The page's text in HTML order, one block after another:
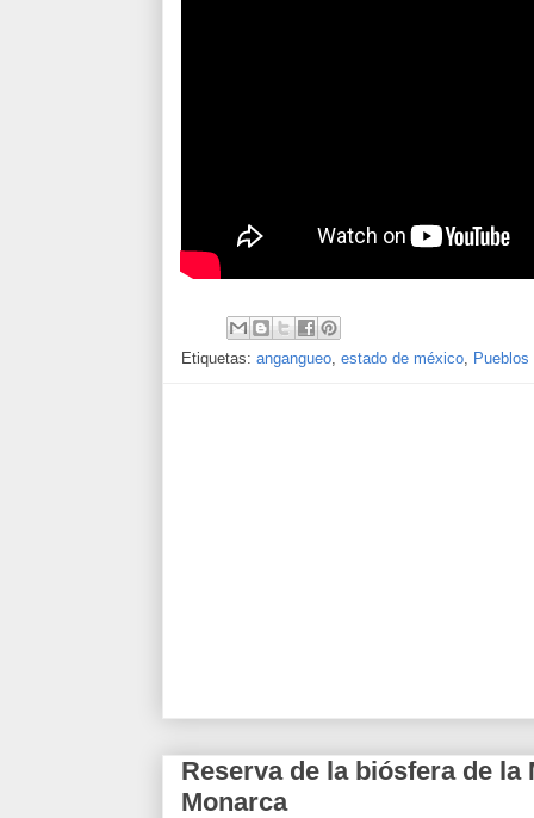
Etiquetas: angangueo estado de méxico
Reserva de la biósfera de la
Monarca